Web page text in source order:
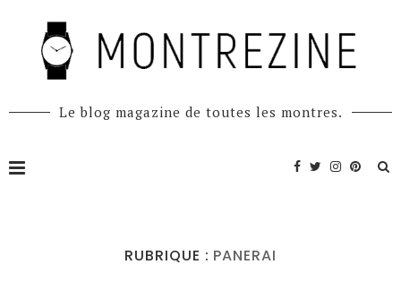
Le blog magazine de toutes les montres.
RUBRIQUE : PANERAI